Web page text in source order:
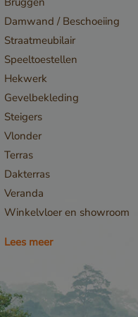
Damwand / Beschoeiing
Straatmeubilair
Speeltoestellen
Hekwerk
Gevelbekleding
Steigers
Vlonder
Terras
Dakterras
Veranda
Winkelvloer en showroom
Lees meer
Naam